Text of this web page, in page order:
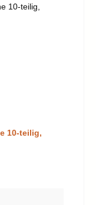
10-teilig,